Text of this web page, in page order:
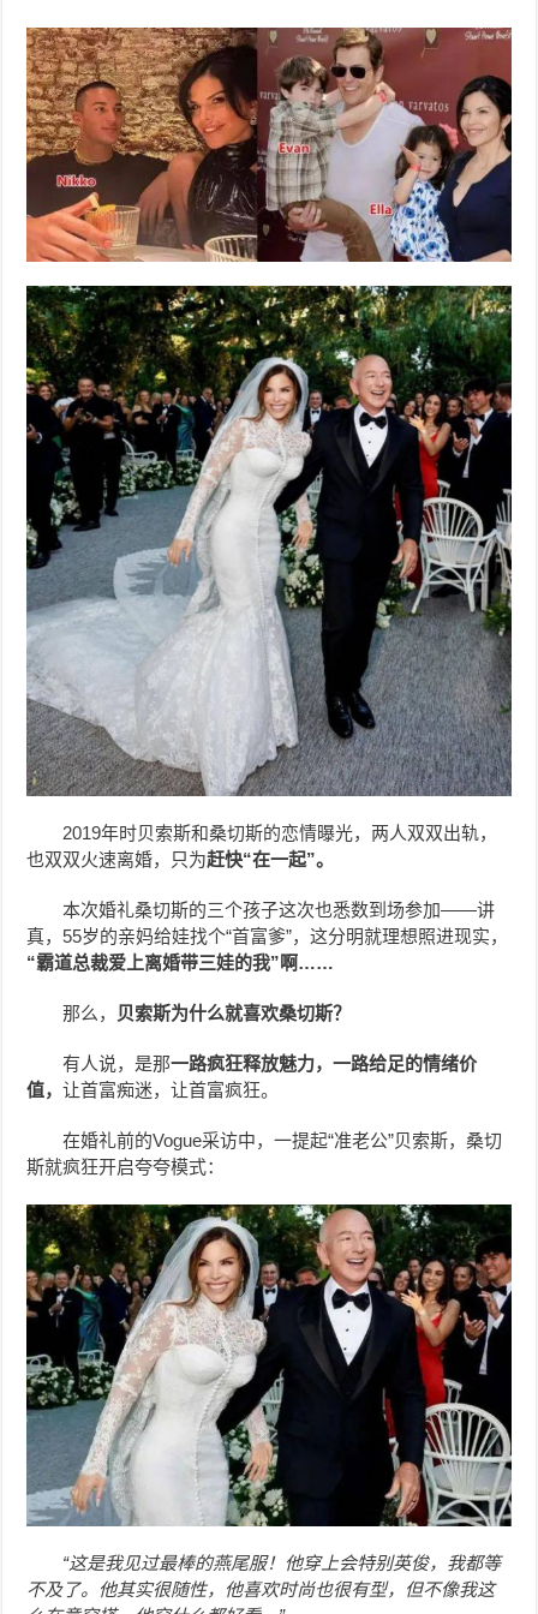
2019年时贝索斯和桑切斯的恋情曝光，两人双双出轨，
也双双火速离婚，只为赶快“在一起”。
本次婚礼桑切斯的三个孩子这次也悉数到场参加——讲
真，55岁的亲妈给娃找个“首富爹”，这分明就理想照进现实，
“霸道总裁爱上离婚带三娃的我”啊……
那么， 贝索斯为什么就喜欢桑切斯？
有人说，是那一路疯狂释放魅力，一路给足的情绪价
值，让首富痴迷，让首富疯狂。
在婚礼前的Vogue采访中，一提起“准老公”贝索斯，桑切
斯就疯狂开启夸夸模式：
“这是我见过最棒的燕尾服！他穿上会特别英俊，我都等
不及了。他其实很随性，他喜欢时尚也很有型，但不像我这